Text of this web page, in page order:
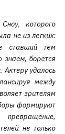
которого
не из легких:
ставший тем
борется
удалось
между
зрителям
формируют
не только